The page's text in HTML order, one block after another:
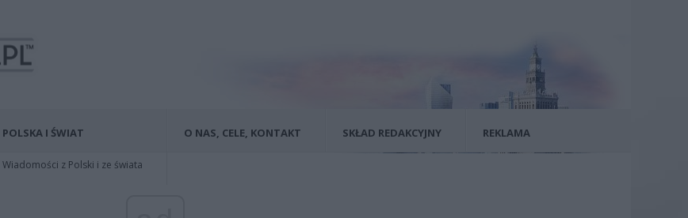
POLSKA I ŚWIAT
Wiadomości z Polski i ze świata
O NAS, CELE, KONTAKT SKŁAD REDAKCYJNY REKLAMA